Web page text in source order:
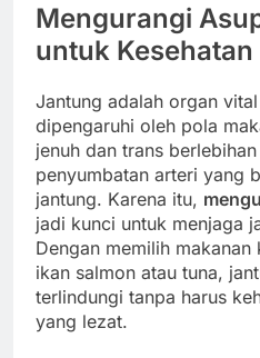
Mengurangi
untuk
Jantung adalah organ
dipengaruhi oleh pola
jenuh dan trans
penyumbatan arteri yang
jantung. Karena itu,
jadi kunci untuk menjaga
Dengan memilih
ikan salmon atau tuna,
terlindungi tanpa harus
yang lezat.